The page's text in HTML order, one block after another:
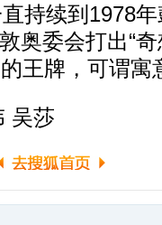
持续到1978
奥委会打出“奇
王牌，可谓寓
吴莎